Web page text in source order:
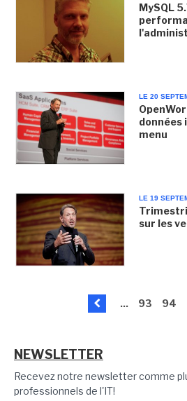
MySQL
LE 20
données
menu
LE 19
sur les
... 93 94
NEWSLETTER
Recevez notre newsletter comme
professionnels de l'IT!